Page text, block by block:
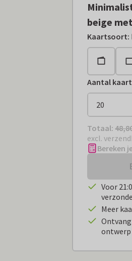
beige
Kaartsoort:
Aantal
Totaal: €
Totaal:
excl.
Bereken
Voor
Meer
Ontvang